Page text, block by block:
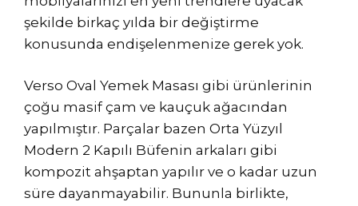
şekilde birkaç yılda bir değiştirme
konusunda endişelenmenize gerek yok.
Verso Oval Yemek Masası gibi ürünlerinin
çoğu masif çam ve kauçuk ağacından
yapılmıştır. Parçalar bazen Orta Yüzyıl
Modern 2 Kapılı Büfenin arkaları gibi
kompozit ahşaptan yapılır ve o kadar uzun
süre dayanmayabilir. Bununla birlikte,